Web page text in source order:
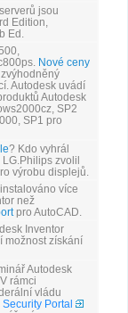
jsou
Edition,
Ed.
Nové ceny
zvýhodněný
Autodesk uvádí
Autodesk
SP2
SP1 pro
? Kdo vyhrál
LG.Philips zvolil
výrobu displejů.
více
než
pro AutoCAD.
Inventor
možnost získání
Autodesk
rámci
vládu
Portal